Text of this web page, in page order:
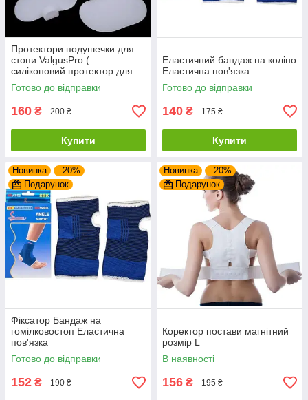
Протектори подушечки для
стопи ValgusPro (
силіконовий протектор для
стопи )
Готово до відправки
160 ₴ 200 ₴
Купити
Еластичний бандаж на коліно
Еластична пов'язка
Готово до відправки
140 ₴ 175 ₴
Купити
Новинка
–20%
Подарунок
Фіксатор Бандаж на
гомілковостоп Еластична
пов'язка
Готово до відправки
152 ₴ 190 ₴
Новинка
–20%
Подарунок
Коректор постави магнітний
розмір L
В наявності
156 ₴ 195 ₴